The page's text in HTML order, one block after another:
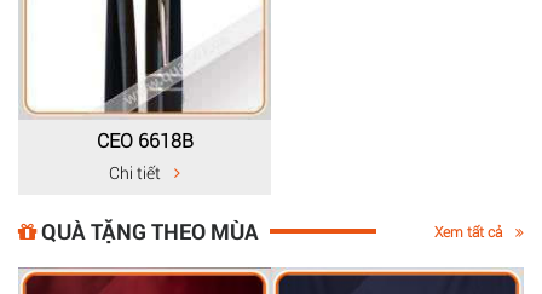
CEO 6618B
Chi tiết
QUÀ TẶNG THEO MÙA Xem tất cả